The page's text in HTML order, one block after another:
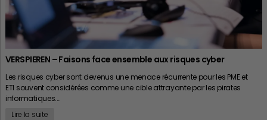
VERSPIEREN – Faisons face ensemble aux risques cyber
Les risques cyber sont devenus une menace récurrente pour les PME et
ETI souvent considérées comme une cible attrayante par les pirates
informatiques.…
Lire la suite